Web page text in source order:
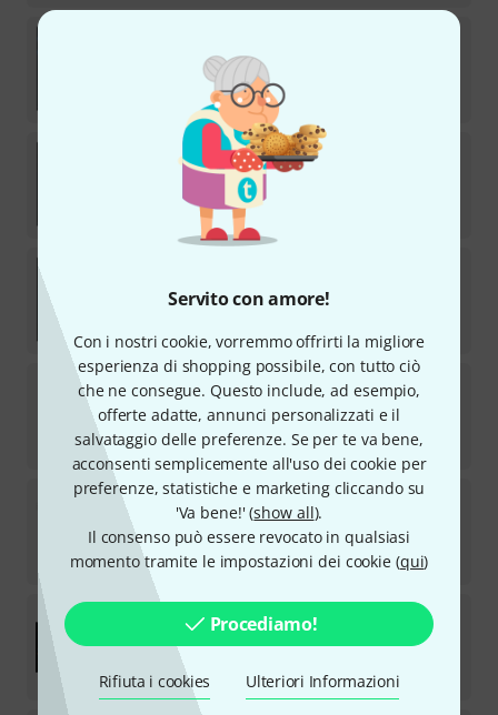
Servito con amore!
Con i nostri cookie, vorremmo offrirti la migliore
esperienza di shopping possibile, con tutto ciò
che ne consegue. Questo include, ad esempio,
offerte adatte, annunci personalizzati e il
salvataggio delle preferenze. Se per te va bene,
acconsenti semplicemente all'uso dei cookie per
preferenze, statistiche e marketing cliccando su
'Va bene!' (show all).
Il consenso può essere revocato in qualsiasi
momento tramite le impostazioni dei cookie (qui)
Procediamo!
Rifiuta i cookies Ulteriori Informazioni
Scarica licenza
BOOM LibraryCinematic Metal Titan Bundle
Scarica licenza
Scarica licenza
€ 232
BOOM Library Seasons of Earth: Winter
Scarica licenza
€ 181
BOOM LibraryCinematic Motion Bundle
Scarica licenza
€232
Scarica licenza
€ 120